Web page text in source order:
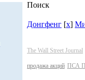
Поиск
Донгфенг [x]
The Wall Street Journal
продажа акций ПСА